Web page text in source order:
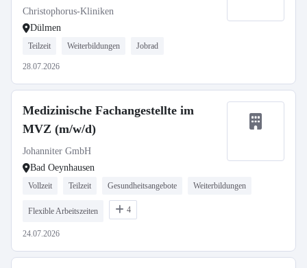
Christophorus-Kliniken
Dülmen
Teilzeit Weiterbildungen Jobrad
28.07.2026
Medizinische Fachangestellte im
MVZ (m/w/d)
Johanniter GmbH
Bad Oeynhausen
Vollzeit Teilzeit Gesundheitsangebote Weiterbildungen
Flexible Arbeitszeiten 4
24.07.2026